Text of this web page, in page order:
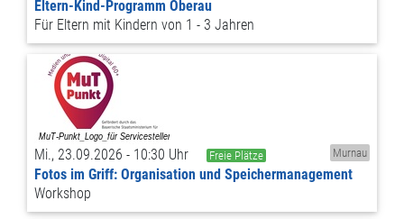
Eltern-Kind-Programm Oberau
Für Eltern mit Kindern von 1 - 3 Jahren
Mi., 23.09.2026 - 10:30 Uhr Freie Plätze Murnau
Fotos im Griff: Organisation und Speichermanagement
Workshop